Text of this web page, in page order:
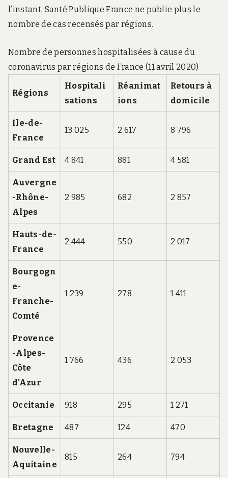
l’instant, Santé Publique France ne publie plus le
nombre de cas recensés par régions.
Nombre de personnes hospitalisées à cause du
coronavirus par régions de France (11 avril 2020)
Régions
Hospitali
sations
Réanimat
ions
Retours à
domicile
Ile-de-
France
13 025 2 617 8 796
Grand Est 4 841 881 4 581
Auvergne
-Rhône-
Alpes
2 985 682 2 857
Hauts-de-
France
2 444 550 2 017
Bourgogn
e-
Franche-
Comté
1 239 278 1 411
Provence
-Alpes-
Côte
d’Azur
1 766 436 2 053
Occitanie 918 295 1 271
Bretagne 487 124 470
Nouvelle-
Aquitaine
815 264 794